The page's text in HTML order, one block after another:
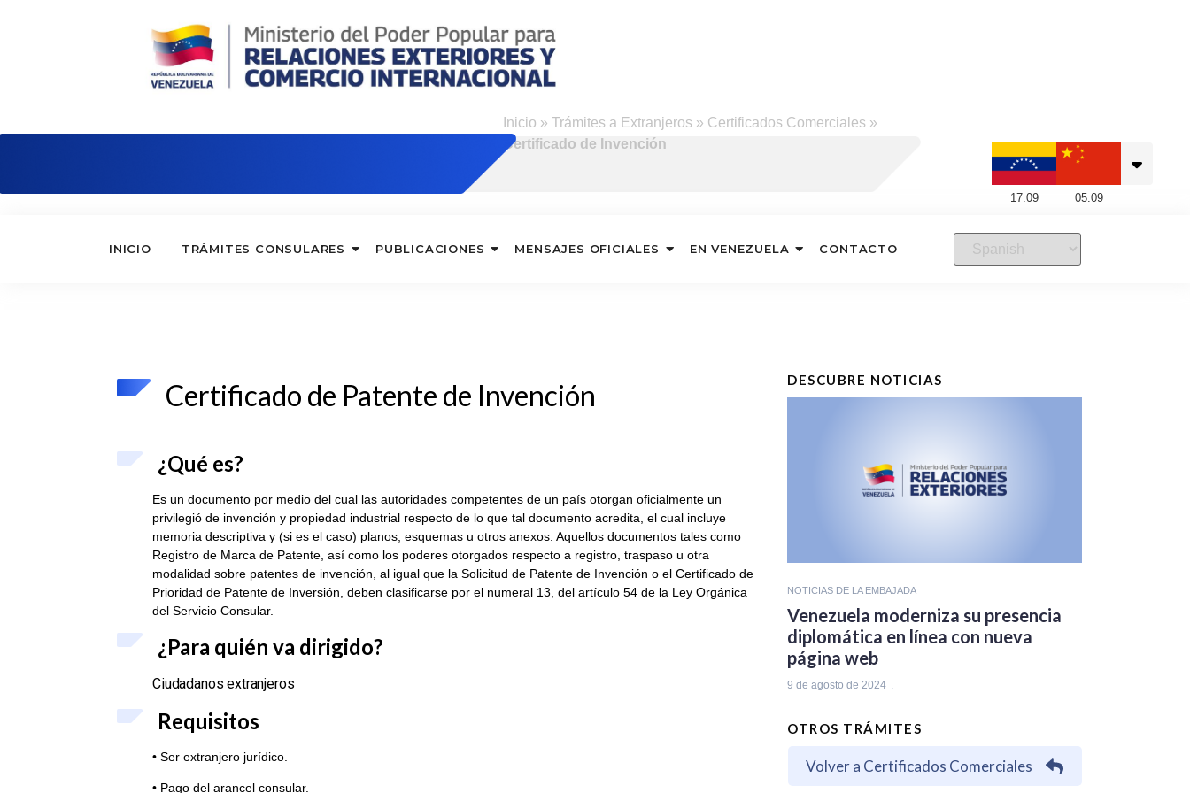
Inicio » Trámites a Extranjeros » Certificados Comerciales »
Certificado de Invención
17:09 05:09
INICIO TRÁMITES CONSULARES PUBLICACIONES MENSAJES OFICIALES EN VENEZUELA CONTACTO
Certificado de Patente de Invención
¿Qué es?
Es un documento por medio del cual las autoridades competentes de un país otorgan oficialmente un
privilegió de invención y propiedad industrial respecto de lo que tal documento acredita, el cual incluye
memoria descriptiva y (si es el caso) planos, esquemas u otros anexos. Aquellos documentos tales como
Registro de Marca de Patente, así como los poderes otorgados respecto a registro, traspaso u otra
modalidad sobre patentes de invención, al igual que la Solicitud de Patente de Invención o el Certificado de
Prioridad de Patente de Inversión, deben clasificarse por el numeral 13, del artículo 54 de la Ley Orgánica
del Servicio Consular.
¿Para quién va dirigido?
Ciudadanos extranjeros
Requisitos
• Ser extranjero jurídico.
• Pago del arancel consular.
DESCUBRE NOTICIAS
NOTICIAS DE LA EMBAJADA
Venezuela moderniza su presencia
diplomática en línea con nueva
página web
9 de agosto de 2024
OTROS TRÁMITES
Volver a Certificados Comerciales